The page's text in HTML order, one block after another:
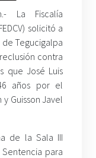
La Fiscalía
solicitó a
Tegucigalpa
contra
que José Luis
años por el
Guisson Javel
de la Sala III
para